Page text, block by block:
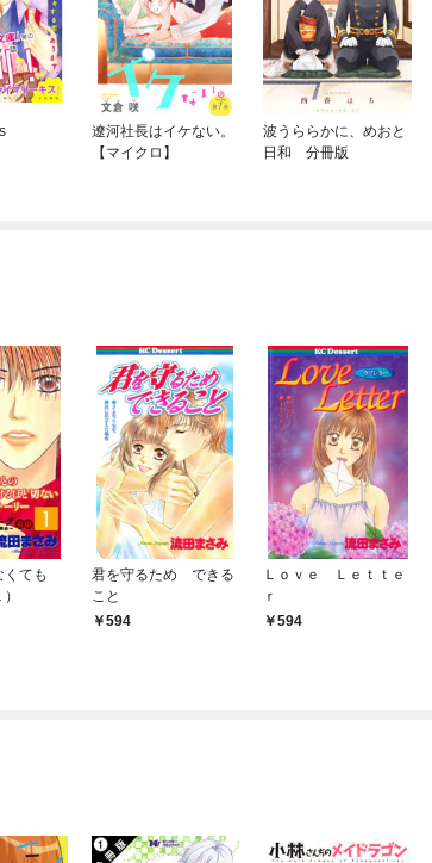
遼河社長はイケない。
【マイクロ】
波うららかに、めおと
日和 分冊版
くても
君を守るため できる
こと
594
Ｌｏｖｅ Ｌｅｔｔｅ
ｒ
594